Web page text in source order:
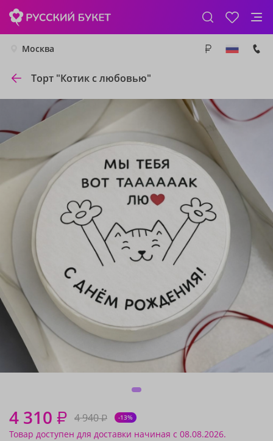
Москва
Торт "Котик с любовью"
4 310 ₽ 4 940₽ -13%
Товар доступен для доставки начиная с 08.08.2026.